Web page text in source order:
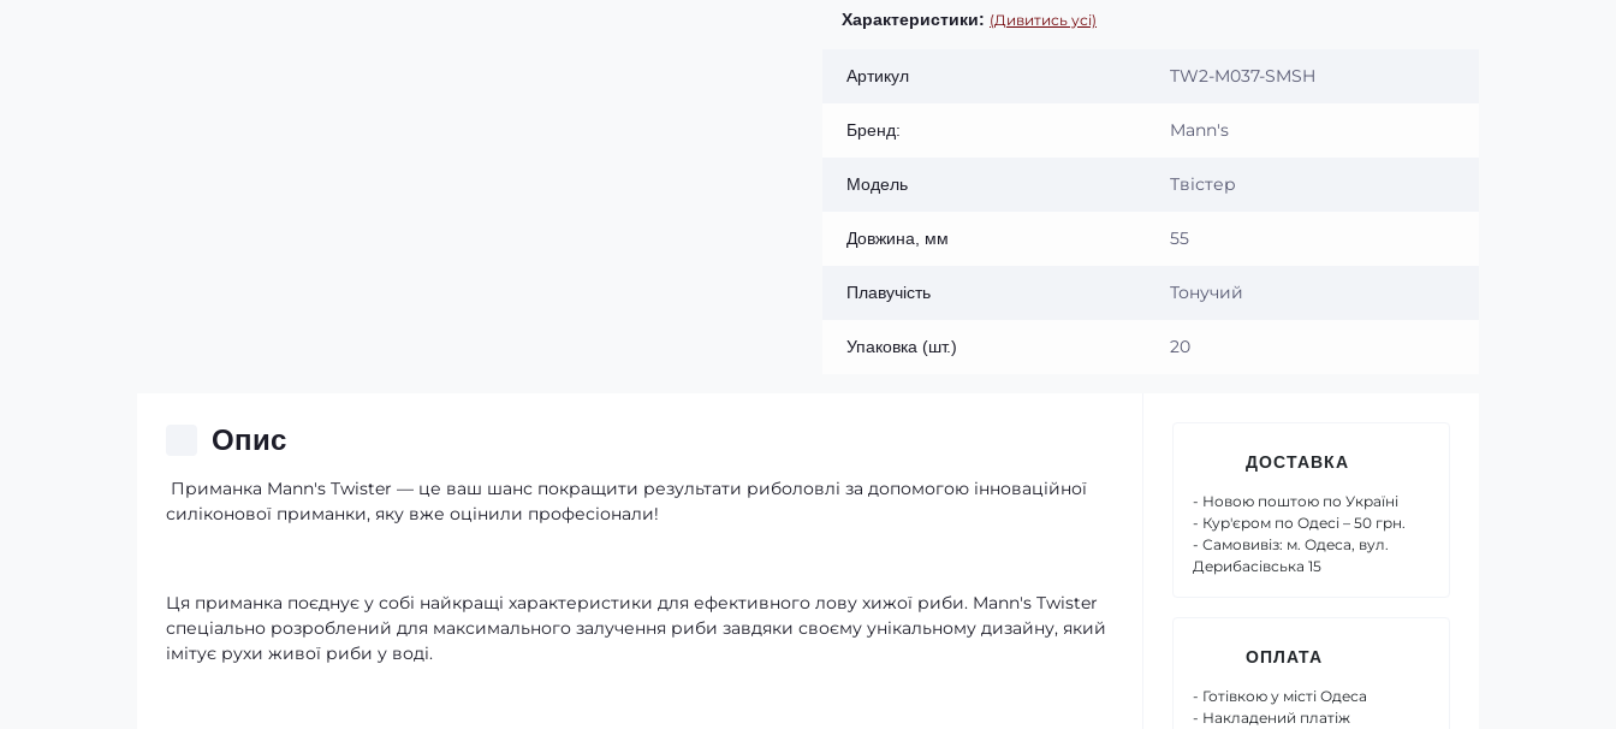
Характеристики: (Дивитись усі)
Артикул TW2-M037-SMSH
Бренд: Mann's
Модель Твістер
Довжина, мм 55
Плавучість Тонучий
Упаковка (шт.) 20
Опис
Приманка Mann's Twister — це ваш шанс покращити результати риболовлі за допомогою інноваційної
силіконової приманки, яку вже оцінили професіонали!
Ця приманка поєднує у собі найкращі характеристики для ефективного лову хижої риби. Mann's Twister
спеціально розроблений для максимального залучення риби завдяки своєму унікальному дизайну, який
імітує рухи живої риби у воді.
ДОСТАВКА
- Новою поштою по Україні
- Кур'єром по Одесі – 50 грн.
- Самовивіз: м. Одеса, вул.
Дерибасівська 15
ОПЛАТА
- Готівкою у місті Одеса
- Накладений платіж